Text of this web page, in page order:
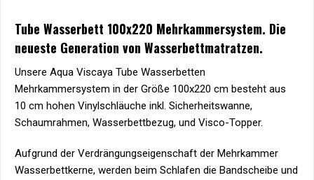
Tube Wasserbett 100x220 Mehrkammersystem. Die
neueste Generation von Wasserbettmatratzen.
Unsere Aqua Viscaya Tube Wasserbetten
Mehrkammersystem in der Größe 100x220 cm besteht aus
10 cm hohen Vinylschläuche inkl. Sicherheitswanne,
Schaumrahmen, Wasserbettbezug, und Visco-Topper.
Aufgrund der Verdrängungseigenschaft der Mehrkammer
Wasserbettkerne, werden beim Schlafen die Bandscheibe und